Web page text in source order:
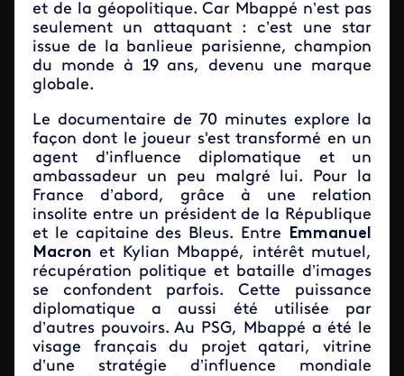
et de la géopolitique. Car Mbappé n’est pas
seulement un attaquant : c’est une star
issue de la banlieue parisienne, champion
du monde à 19 ans, devenu une marque
globale.
Le documentaire de 70 minutes explore la
façon dont le joueur s'est transformé en un
agent d’influence diplomatique et un
ambassadeur un peu malgré lui. Pour la
France d’abord, grâce à une relation
insolite entre un président de la République
et le capitaine des Bleus. Entre Emmanuel
Macron et Kylian Mbappé, intérêt mutuel,
récupération politique et bataille d’images
se confondent parfois. Cette puissance
diplomatique a aussi été utilisée par
d’autres pouvoirs. Au PSG, Mbappé a été le
visage français du projet qatari, vitrine
d’une stratégie d’influence mondiale